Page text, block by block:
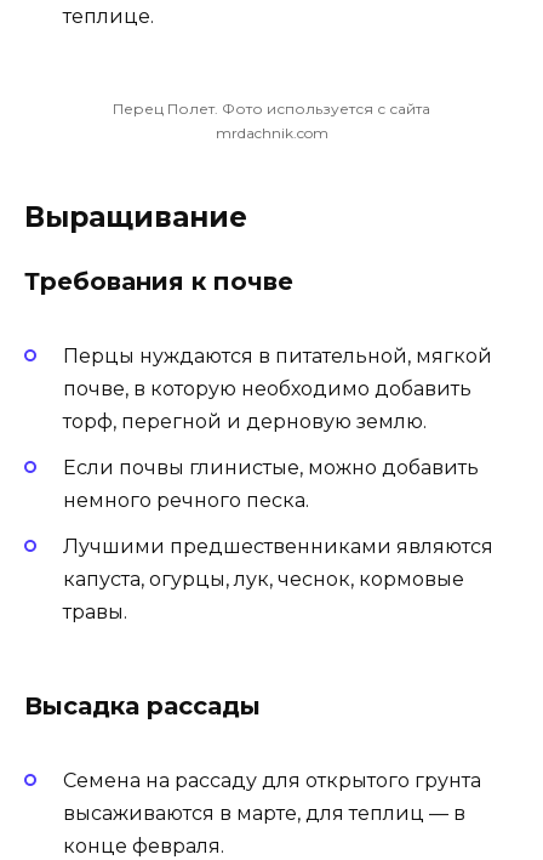
теплице.
Перец Полет. Фото используется с сайта
mrdachnik.com
Выращивание
Требования к почве
Перцы нуждаются в питательной, мягкой
почве, в которую необходимо добавить
торф, перегной и дерновую землю.
Если почвы глинистые, можно добавить
немного речного песка.
Лучшими предшественниками являются
капуста, огурцы, лук, чеснок, кормовые
травы.
Высадка рассады
Семена на рассаду для открытого грунта
высаживаются в марте, для теплиц — в
конце февраля.